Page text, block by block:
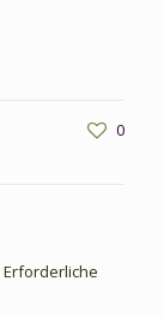
0
Erforderliche